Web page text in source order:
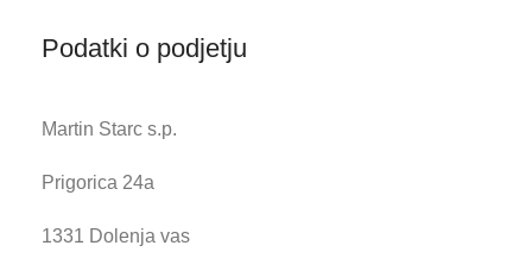
Podatki o podjetju
Martin Starc s.p.
Prigorica 24a
1331 Dolenja vas